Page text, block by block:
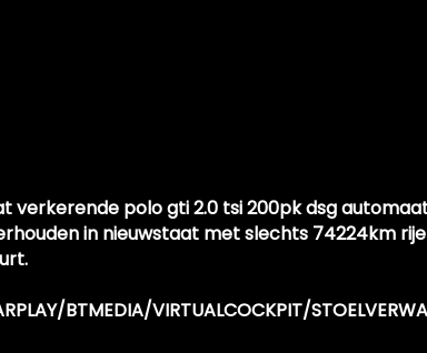
verkeer waarschuwing
blokkeer systeem
Apple carplay/android auto
verkerende polo gti 2.0 tsi 200pk dsg
in nieuwstaat met slechts 74224km
BTMEDIA/VIRTUALCOCKPIT/